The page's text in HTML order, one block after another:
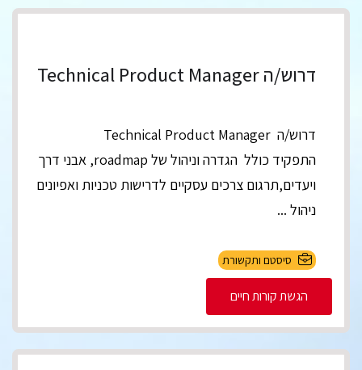
דרוש/ה Technical Product Manager
דרוש/ה Technical Product Manager
התפקיד כולל הגדרה וניהול של roadmap, אבני דרך
ויעדים,תרגום צרכים עסקיים לדרישות טכניות ואפיונים
ניהול ...
סיסטם ותקשורת
הגשת קורות חיים